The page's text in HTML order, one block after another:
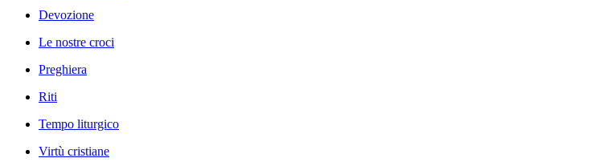
Devozione
Le nostre croci
Preghiera
Riti
Tempo liturgico
Virtù cristiane